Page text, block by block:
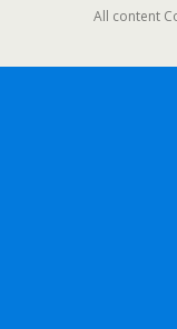
All content